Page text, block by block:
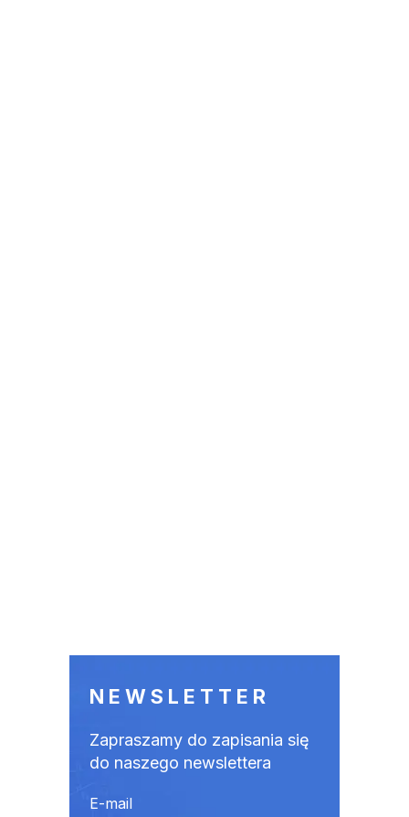
NEWSLETTER
Zapraszamy do zapisania się
do naszego newslettera
E-mail